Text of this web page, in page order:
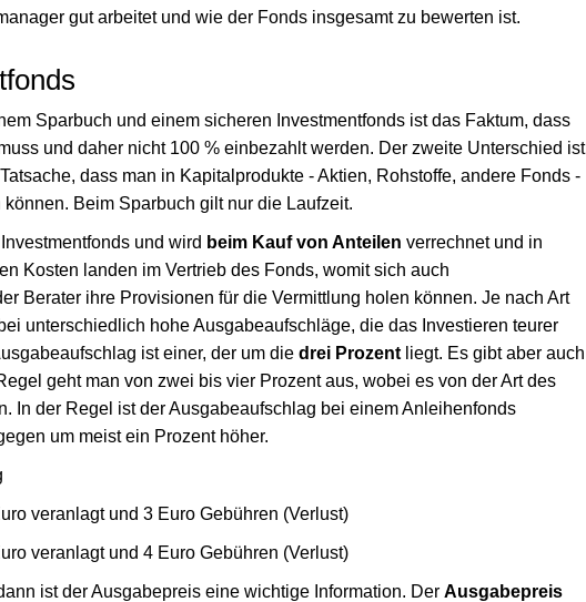
gut arbeitet und wie der Fonds insgesamt zu bewerten ist.
Sparbuch und einem sicheren Investmentfonds ist das Faktum, dass
und daher nicht 100 % einbezahlt werden. Der zweite Unterschied ist
dass man in Kapitalprodukte - Aktien, Rohstoffe, andere Fonds -
Beim Sparbuch gilt nur die Laufzeit.
und wird beim Kauf von Anteilen verrechnet und in
Kosten landen im Vertrieb des Fonds, womit sich auch
Berater ihre Provisionen für die Vermittlung holen können. Je nach Art
unterschiedlich hohe Ausgabeaufschläge, die das Investieren teurer
ist einer, der um die drei Prozent liegt. Es gibt aber auch
geht man von zwei bis vier Prozent aus, wobei es von der Art des
In der Regel ist der Ausgabeaufschlag bei einem Anleihenfonds
um meist ein Prozent höher.
veranlagt und 3 Euro Gebühren (Verlust)
veranlagt und 4 Euro Gebühren (Verlust)
ist der Ausgabepreis eine wichtige Information. Der Ausgabepreis